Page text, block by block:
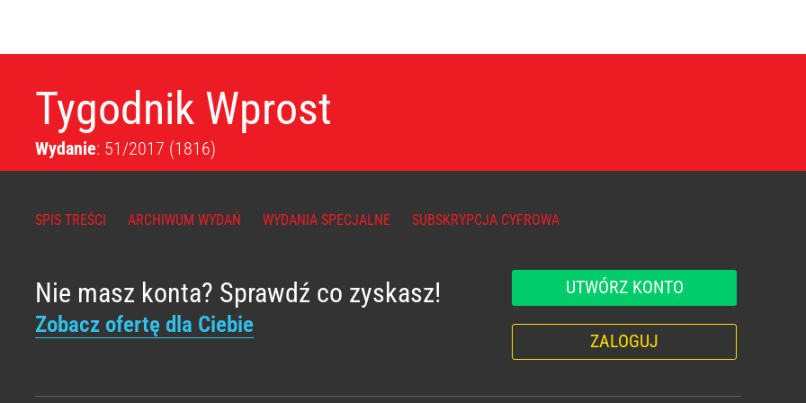
Tygodnik Wprost
Wydanie: 51/2017 (1816)
SPIS TREŚCI ARCHIWUM WYDAŃ WYDANIA SPECJALNE SUBSKRYPCJA CYFROWA
Nie masz konta? Sprawdź co zyskasz!
Zobacz ofertę dla Ciebie
UTWÓRZ KONTO
ZALOGUJ